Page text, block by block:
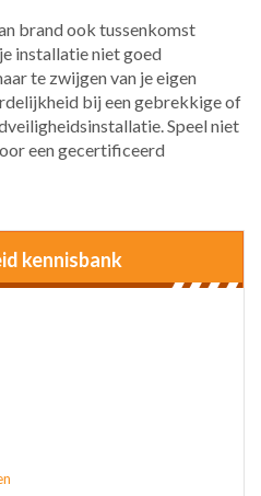
brand ook tussenkomst
installatie niet goed
te zwijgen van je eigen
bij een gebrekkige of
Speel niet
een gecertificeerd
kennisbank